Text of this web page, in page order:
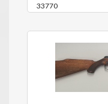
33770